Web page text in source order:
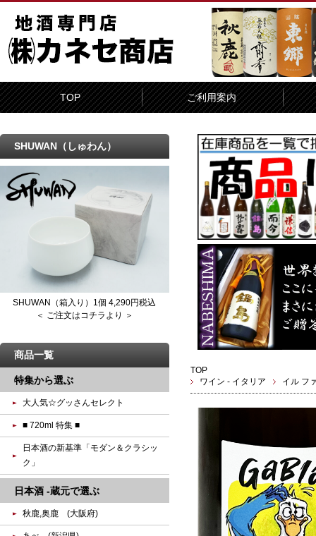
TOP ご利用案内
TOP
ワイン - イタリア
イル フ
SHUWAN（しゅわん）
SHUWAN（箱入り）1個 4,290円税込
＜ ご注文はコチラより ＞
商品一覧
特集から選ぶ
大人気☆グッさんセレクト
■ 720ml 特集 ■
日本酒の新基準「モダン＆クラシッ
ク」
日本酒 -蔵元で選ぶ
秋鹿,奥鹿 (大阪府)